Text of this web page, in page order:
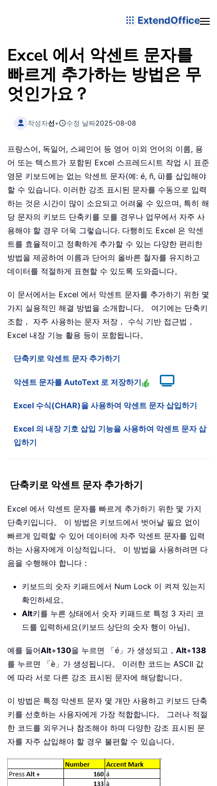
ExtendOffice
Excel 에서 악센트 문자를
빠르게 추가하는 방법은 무
엇인가요？
작성자선• 수정 날짜2025-08-08
프랑스어, 독일어, 스페인어 등 영어 이외 언어의 이름, 용
어 또는 텍스트가 포함된 Excel 스프레드시트 작업 시 표준
영문 키보드에는 없는 악센트 문자(예: é, ñ, ü)를 삽입해야
할 수 있습니다. 이러한 강조 표시된 문자를 수동으로 입력
하는 것은 시간이 많이 소요되고 어려울 수 있으며, 특히 해
당 문자의 키보드 단축키를 모를 경우나 업무에서 자주 사
용해야 할 경우 더욱 그렇습니다. 다행히도 Excel 은 악센
트를 효율적이고 정확하게 추가할 수 있는 다양한 편리한
방법을 제공하여 이름과 단어의 올바른 철자를 유지하고
데이터를 적절하게 표현할 수 있도록 도와줍니다。
이 문서에서는 Excel 에서 악센트 문자를 추가하기 위한 몇
가지 실용적인 해결 방법을 소개합니다。 여기에는 단축키
조합， 자주 사용하는 문자 저장， 수식 기반 접근법，
Excel 내장 기능 활용 등이 포함됩니다。
단축키로 악센트 문자 추가하기
악센트 문자를 AutoText 로 저장하기
Excel 수식(CHAR)을 사용하여 악센트 문자 삽입하기
Excel 의 내장 기호 삽입 기능을 사용하여 악센트 문자 삽
입하기
단축키로 악센트 문자 추가하기
Excel 에서 악센트 문자를 빠르게 추가하기 위한 몇 가지
단축키입니다。 이 방법은 키보드에서 벗어날 필요 없이
빠르게 입력할 수 있어 데이터에 자주 악센트 문자를 입력
하는 사용자에게 이상적입니다。 이 방법을 사용하려면 다
음을 수행해야 합니다：
키보드의 숫자 키패드에서 Num Lock 이 켜져 있는지
확인하세요。
Alt키를 누른 상태에서 숫자 키패드로 특정 3 자리 코
드를 입력하세요(키보드 상단의 숫자 행이 아님)。
예를 들어Alt+130을 누르면 「é」가 생성되고， Alt+138
를 누르면 「è」가 생성됩니다。 이러한 코드는 ASCII 값
에 따라 서로 다른 강조 표시된 문자에 해당합니다。
이 방법은 특정 악센트 문자 몇 개만 사용하고 키보드 단축
키를 선호하는 사용자에게 가장 적합합니다。 그러나 적절
한 코드를 외우거나 참조해야 하며 다양한 강조 표시된 문
자를 자주 삽입해야 할 경우 불편할 수 있습니다。